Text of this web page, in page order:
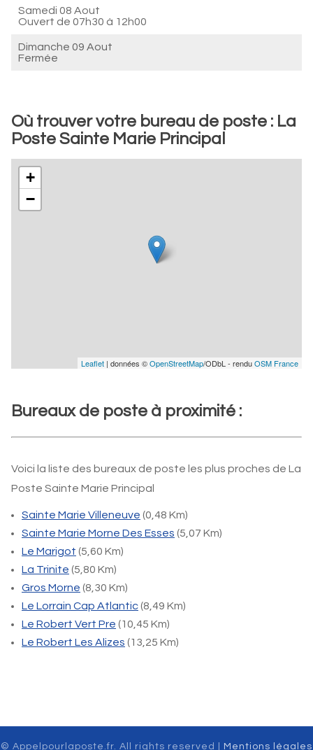
Samedi 08 Aout
Ouvert de 07h30 à 12h00
Dimanche 09 Aout
Fermée
Où trouver votre bureau de poste : La
Poste Sainte Marie Principal
+
−
Leaflet | données ©OpenStreetMap/ODbL - renduOSM France
Bureaux de poste à proximité :
Voici la liste des bureaux de poste les plus proches de La
Poste Sainte Marie Principal
Sainte Marie Villeneuve (0,48 Km)
Sainte Marie Morne Des Esses (5,07 Km)
Le Marigot (5,60 Km)
La Trinite (5,80 Km)
Gros Morne (8,30 Km)
Le Lorrain Cap Atlantic(8,49 Km)
Le Robert Vert Pre (10,45 Km)
Le Robert Les Alizes (13,25 Km)
© Appelpourlaposte.fr. All rights reserved | Mentions légales